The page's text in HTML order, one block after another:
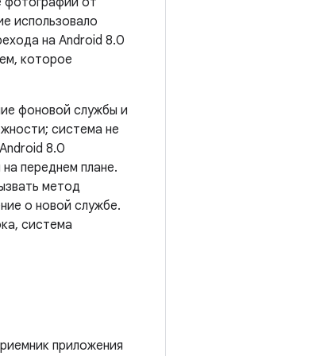
использовало
на Android 8.0
которое
фоновой службы и
система не
8.0
переднем плане.
метод
о новой службе.
система
приложения